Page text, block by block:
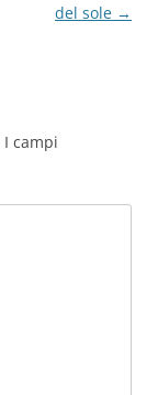
del sole →
I campi